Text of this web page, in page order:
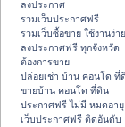
ลงประกาศ
รวมเว็บประกาศฟรี
รวมเว็บซื้อขาย ใช้งานง่าย
ลงประกาศฟรี ทุกจังหวัด
ต้องการขาย
ปล่อยเช่า บ้าน คอนโด ที่
ขายบ้าน คอนโด ที่ดิน
ประกาศฟรี ไม่มี หมดอายุ
เว็บประกาศฟรี ติดอันดับ